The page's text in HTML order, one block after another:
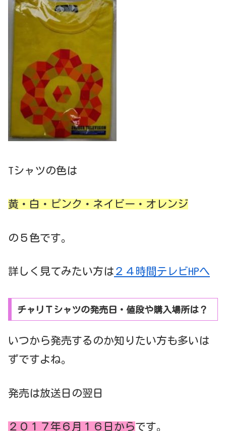
Tシャツの色は
黄・白・ピンク・ネイビー・オレンジ
の５色です。
詳しく見てみたい方は ２４時間テレビHPへ
チャリＴシャツの発売日・値段や購入場所は？
いつから発売するのか知りたい方も多いは
ずですよね。
発売は放送日の翌日
２０１７年６月１６日からです。